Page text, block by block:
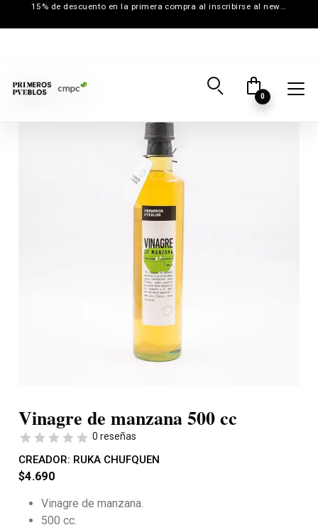
15% de descuento en la primera compra al inscribirse al newsletter
0
Vinagre de manzana 500 cc
0 reseñas
CREADOR: RUKA CHUFQUEN
$4.690
Vinagre de manzana.
500 cc.